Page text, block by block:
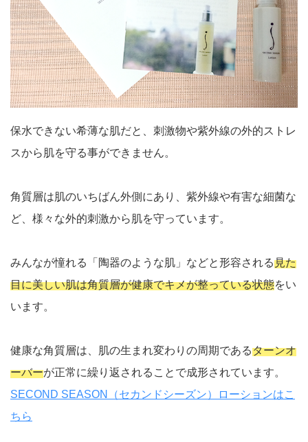
保水できない希薄な肌だと、刺激物や紫外線の外的ストレ
スから肌を守る事ができません。
角質層は肌のいちばん外側にあり、紫外線や有害な細菌な
ど、様々な外的刺激から肌を守っています。
みんなが憧れる「陶器のような肌」などと形容される見た
目に美しい肌は角質層が健康でキメが整っている状態をい
います。
健康な角質層は、肌の生まれ変わりの周期であるターンオ
ーバーが正常に繰り返されることで成形されています。
SECOND SEASON（セカンドシーズン）ローションはこ
ちら